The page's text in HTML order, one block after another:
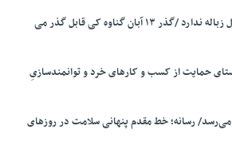
گذری که حتی یک سطل زباله ندارد /گذر ۱۳ آبان گناوه کی قابل گذر می
حمایت از کسب و کارهای خرد و توانمندسازیِ
می‌رسد/ رسانه؛ خط مقدم پنهانی سلامت در روزهای